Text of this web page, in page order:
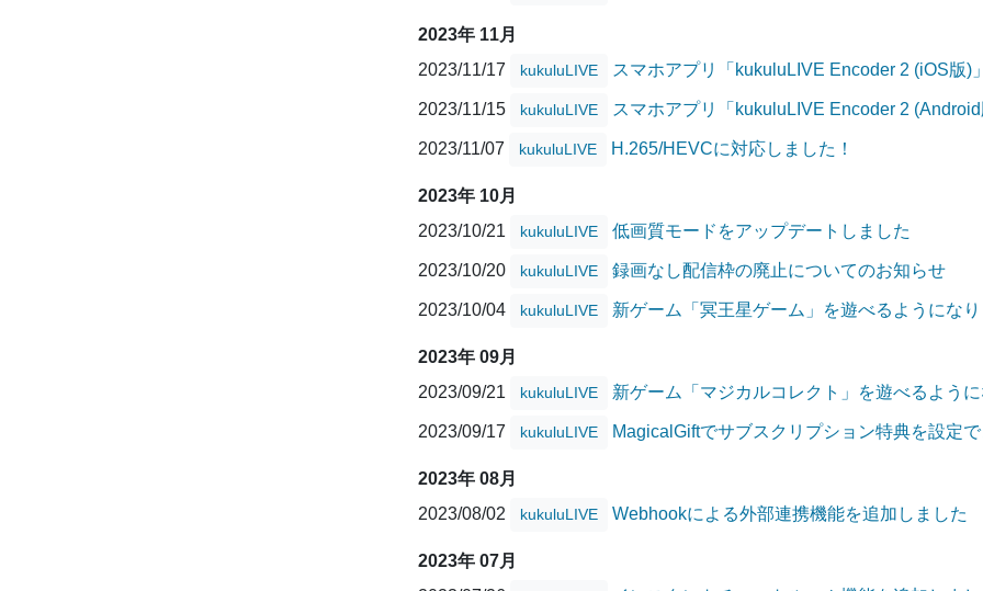
2023年 11月
2023/11/17
kukuluLIVE スマホアプリ「kukuluLIVE Encoder 2 (iOS版)
2023/11/15 kukuluLIVE スマホアプリ「kukuluLIVE Encoder 2
2023/11/07 kukuluLIVE H.265/HEVCに対応しました！
2023年 10月
2023/10/21
kukuluLIVE 低画質モードをアップデートしました
2023/10/20 kukuluLIVE 録画なし配信枠の廃止についてのお知らせ
2023/10/04 kukuluLIVE 新ゲーム「冥王星ゲーム」を遊べるようになり
2023年 09月
2023/09/21
kukuluLIVE 新ゲーム「マジカルコレクト」を遊べるように
2023/09/17 kukuluLIVE MagicalGiftでサブスクリプション特典を設定
2023年 08月
2023/08/02
kukuluLIVE Webhookによる外部連携機能を追加しました
2023年 07月